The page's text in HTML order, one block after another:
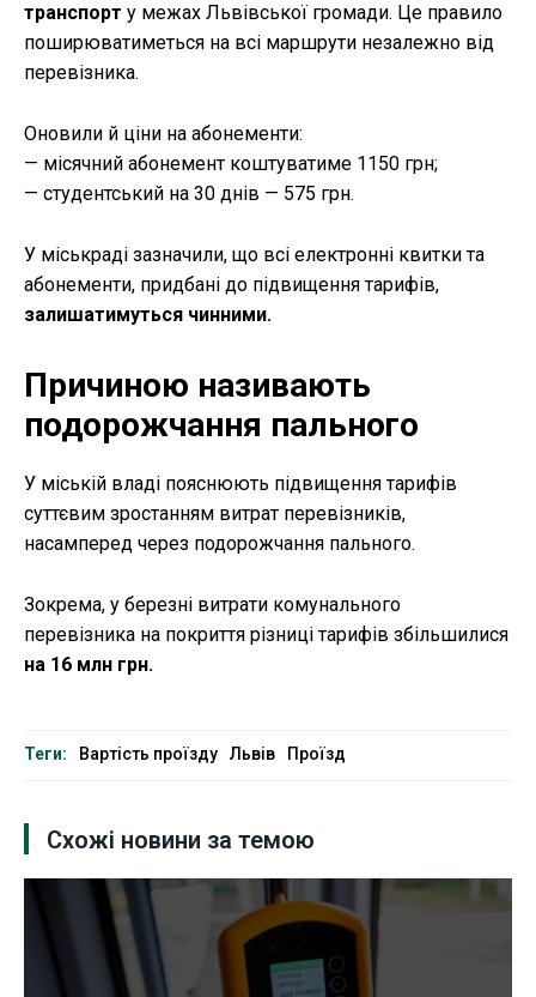
транспорт у межах Львівської громади. Це правило
поширюватиметься на всі маршрути незалежно від
перевізника.
Оновили й ціни на абонементи:
— місячний абонемент коштуватиме 1150 грн;
— студентський на 30 днів — 575 грн.
У міськраді зазначили, що всі електронні квитки та
абонементи, придбані до підвищення тарифів,
залишатимуться чинними.
Причиною називають
подорожчання пального
У міській владі пояснюють підвищення тарифів
суттєвим зростанням витрат перевізників,
насамперед через подорожчання пального.
Зокрема, у березні витрати комунального
перевізника на покриття різниці тарифів збільшилися
на 16 млн грн.
Теги: Вартість проїзду Львів Проїзд
Схожі новини за темою